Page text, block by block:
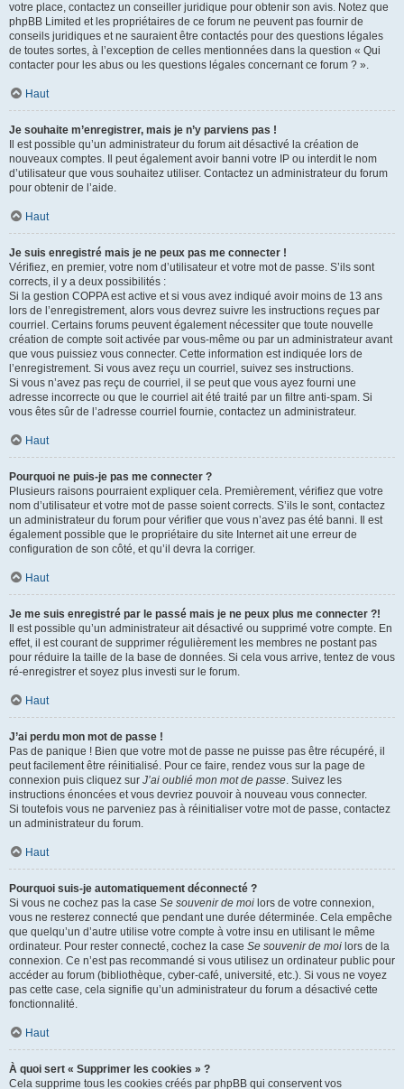
votre place, contactez un conseiller juridique pour obtenir son avis. Notez que
phpBB Limited et les propriétaires de ce forum ne peuvent pas fournir de
conseils juridiques et ne sauraient être contactés pour des questions légales
de toutes sortes, à l’exception de celles mentionnées dans la question « Qui
contacter pour les abus ou les questions légales concernant ce forum ? ».
Haut
Je souhaite m’enregistrer, mais je n’y parviens pas !
Il est possible qu’un administrateur du forum ait désactivé la création de
nouveaux comptes. Il peut également avoir banni votre IP ou interdit le nom
d’utilisateur que vous souhaitez utiliser. Contactez un administrateur du forum
pour obtenir de l’aide.
Haut
Je suis enregistré mais je ne peux pas me connecter !
Vérifiez, en premier, votre nom d’utilisateur et votre mot de passe. S’ils sont
corrects, il y a deux possibilités :
Si la gestion COPPA est active et si vous avez indiqué avoir moins de 13 ans
lors de l’enregistrement, alors vous devrez suivre les instructions reçues par
courriel. Certains forums peuvent également nécessiter que toute nouvelle
création de compte soit activée par vous-même ou par un administrateur avant
que vous puissiez vous connecter. Cette information est indiquée lors de
l’enregistrement. Si vous avez reçu un courriel, suivez ses instructions.
Si vous n’avez pas reçu de courriel, il se peut que vous ayez fourni une
adresse incorrecte ou que le courriel ait été traité par un filtre anti-spam. Si
vous êtes sûr de l’adresse courriel fournie, contactez un administrateur.
Haut
Pourquoi ne puis-je pas me connecter ?
Plusieurs raisons pourraient expliquer cela. Premièrement, vérifiez que votre
nom d’utilisateur et votre mot de passe soient corrects. S’ils le sont, contactez
un administrateur du forum pour vérifier que vous n’avez pas été banni. Il est
également possible que le propriétaire du site Internet ait une erreur de
configuration de son côté, et qu’il devra la corriger.
Haut
Je me suis enregistré par le passé mais je ne peux plus me connecter ?!
Il est possible qu’un administrateur ait désactivé ou supprimé votre compte. En
effet, il est courant de supprimer régulièrement les membres ne postant pas
pour réduire la taille de la base de données. Si cela vous arrive, tentez de vous
ré-enregistrer et soyez plus investi sur le forum.
Haut
J’ai perdu mon mot de passe !
Pas de panique ! Bien que votre mot de passe ne puisse pas être récupéré, il
peut facilement être réinitialisé. Pour ce faire, rendez vous sur la page de
connexion puis cliquez sur J’ai oublié mon mot de passe. Suivez les
instructions énoncées et vous devriez pouvoir à nouveau vous connecter.
Si toutefois vous ne parveniez pas à réinitialiser votre mot de passe, contactez
un administrateur du forum.
Haut
Pourquoi suis-je automatiquement déconnecté ?
Si vous ne cochez pas la case Se souvenir de moi lors de votre connexion,
vous ne resterez connecté que pendant une durée déterminée. Cela empêche
que quelqu’un d’autre utilise votre compte à votre insu en utilisant le même
ordinateur. Pour rester connecté, cochez la case Se souvenir de moi lors de la
connexion. Ce n’est pas recommandé si vous utilisez un ordinateur public pour
accéder au forum (bibliothèque, cyber-café, université, etc.). Si vous ne voyez
pas cette case, cela signifie qu’un administrateur du forum a désactivé cette
fonctionnalité.
Haut
À quoi sert « Supprimer les cookies » ?
Cela supprime tous les cookies créés par phpBB qui conservent vos